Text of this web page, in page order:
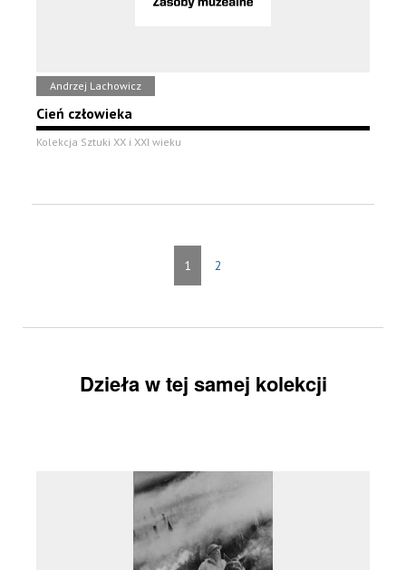
Andrzej Lachowicz
Cień człowieka
Kolekcja Sztuki XX i XXI wieku
1 2
Dzieła w tej samej kolekcji